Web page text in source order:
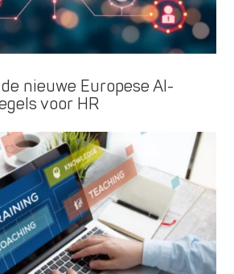
nieuwe Europese AI-
voor HR